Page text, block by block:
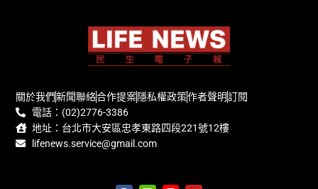
關於我們新聞聯絡合作提案隱私權政策作者聲明訂閱
電話：(02)2776-3386
地址：台北市大安區忠孝東路四段221號12樓
lifenews.service@gmail.com